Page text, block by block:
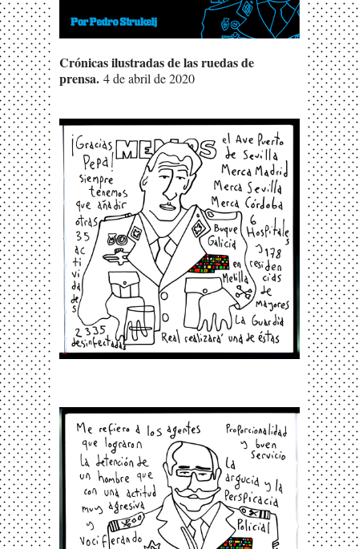
Crónicas ilustradas de las ruedas de
prensa. 4 de abril de 2020